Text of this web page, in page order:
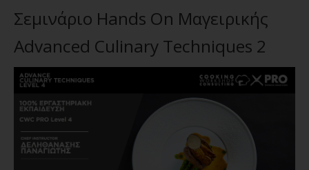
Σεμινάριο Hands On Μαγειρικής
Advanced Culinary Techniques 2